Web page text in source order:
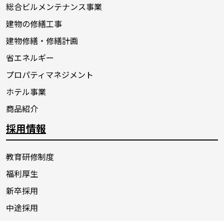
総合ビルメンテナンス事業
建物の修繕工事
建物修繕・修繕計画
省エネルギー
プロパティマネジメント
ホテル事業
商品紹介
採用情報
教育研修制度
福利厚生
新卒採用
中途採用